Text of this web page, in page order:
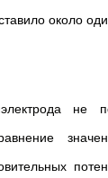
около
не